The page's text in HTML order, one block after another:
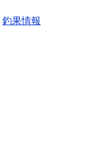
釣果情報